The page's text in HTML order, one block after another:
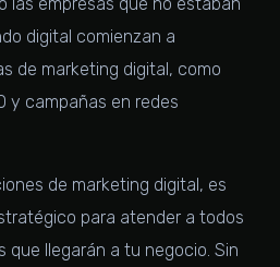
digital comienzan a
de marketing digital, como
y campañas en redes
de marketing digital, es
para atender a todos
que llegarán a tu negocio. Sin